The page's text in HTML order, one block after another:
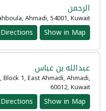
الرحمن
Ahmadi, 54001, Kuwait
Show in Map
Directions
عبدالله بن عباس
1, East Ahmadi, Ahmadi,
60012, Kuwait
Show in Map
Directions